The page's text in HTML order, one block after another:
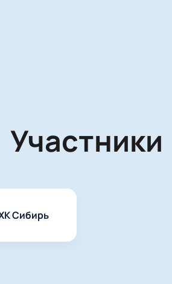
Участники
Сибирь